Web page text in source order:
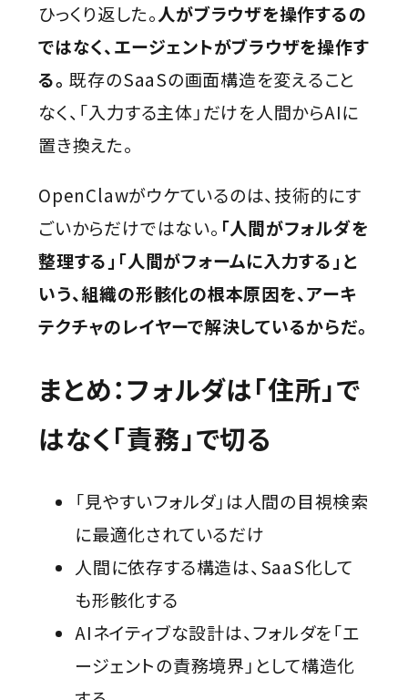
ひっくり返した。人がブラウザを操作するの
ではなく、エージェントがブラウザを操作す
る。 既存のSaaSの画面構造を変えること
なく、「入力する主体」だけを人間からAIに
置き換えた。
OpenClawがウケているのは、技術的にす
ごいからだけではない。 「人間がフォルダを
整理する」「人間がフォームに入力する」と
いう、組織の形骸化の根本原因を、アーキ
テクチャのレイヤーで解決しているからだ。
まとめ：フォルダは「住所」で
はなく「責務」で切る
「見やすいフォルダ」は人間の目視検索
に最適化されているだけ
人間に依存する構造は、SaaS化して
も形骸化する
AIネイティブな設計は、フォルダを「エ
ージェントの責務境界」として構造化